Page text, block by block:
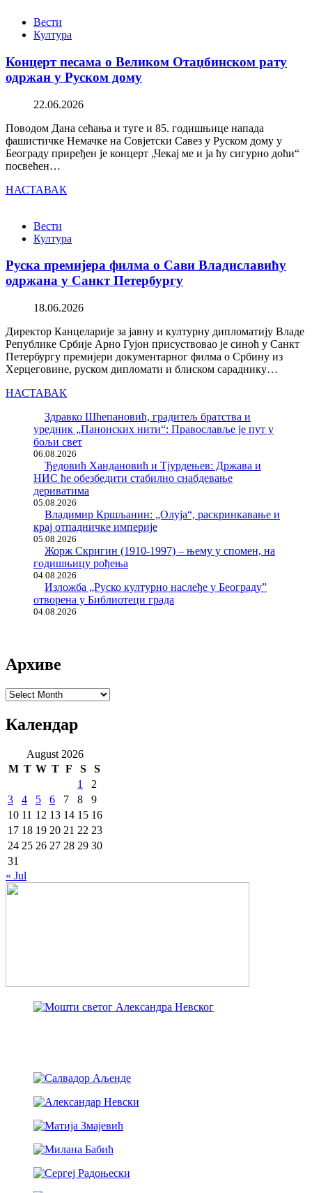
Вести
Култура
Концерт песама о Великом Отаџбинском рату
одржан у Руском дому
22.06.2026
Поводом Дана сећања и туге и 85. годишњице напада
фашистичке Немачке на Совјетски Савез у Руском дому у
Београду приређен је концерт „Чекај ме и ја ћу сигурно доћи“
посвећен…
НАСТАВАК
Вести
Култура
Руска премијера филма о Сави Владиславићу
одржана у Санкт Петербургу
18.06.2026
Директор Канцеларије за јавну и културну дипломатију Владе
Републике Србије Арно Гујон присуствовао је синоћ у Санкт
Петербургу премијери документарног филма о Србину из
Херцеговине, руском дипломати и блиском сараднику…
НАСТАВАК
Здравко Шћепановић, градитељ братства и
уредник „Панонских нити“: Православље је пут у
бољи свет
06.08.2026
Ђедовић Хандановић и Тјурдењев: Држава и
НИС ће обезбедити стабилно снабдевање
дериватима
05.08.2026
Владимир Кршљанин: „Олуја“, раскринкавање и
крај отпадничке империје
05.08.2026
Жорж Скригин (1910-1997) – њему у спомен, на
годишњицу рођења
04.08.2026
Изложба „Руско културно наслеђе у Београду”
отворена у Библиотеци града
04.08.2026
Архиве
Архиве
Календар
August 2026
M T W T F S
S
1
2
3
4 5 6 7 8
9
10 11 12 13 14 15 16
17 18 19 20 21 22 23
24 25 26 27 28 29 30
31
« Jul